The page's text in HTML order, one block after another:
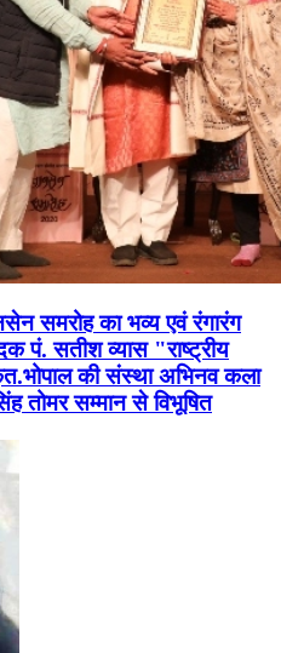
समरोह का भव्य एवं रंगारंग
पं. सतीश व्यास "राष्ट्रीय
की संस्था अभिनव कला
तोमर सम्मान से विभूषित